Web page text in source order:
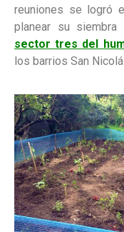
reuniones se logró
planear su
sector tres del
los barrios San